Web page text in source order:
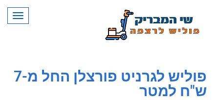
פוליש לגרניט פורצלן החל מ-7
ש"ח למטר